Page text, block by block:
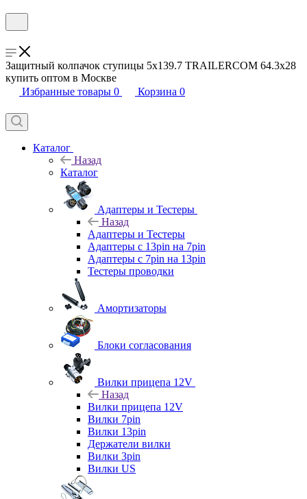
Защитный колпачок ступицы 5x139.7 TRAILERCOM 64.3x28
купить оптом в Москве
Избранные товары 0 Корзина 0
Каталог
Назад
Каталог
Адаптеры и Тестеры
Назад
Адаптеры и Тестеры
Адаптеры с 13pin на 7pin
Адаптеры с 7pin на 13pin
Тестеры проводки
Амортизаторы
Блоки согласования
Вилки прицепа 12V
Назад
Вилки прицепа 12V
Вилки 7pin
Вилки 13pin
Держатели вилки
Вилки 3pin
Вилки US